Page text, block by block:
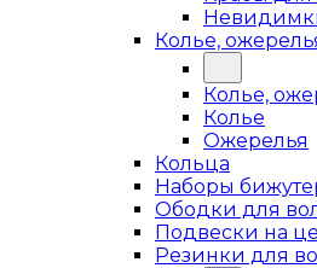
Колье,
Колье,
Колье
Ожерелья
Кольца
Наборы
Ободки для
Подвески на
Резинки для